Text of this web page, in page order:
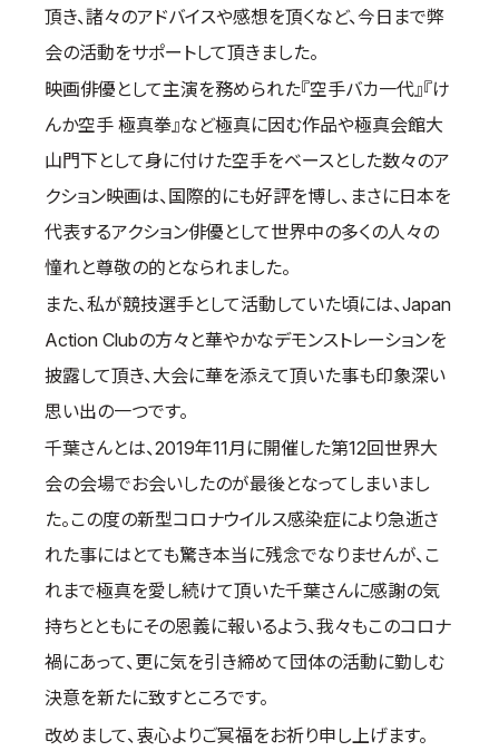
English
頂き、諸々のアドバイスや感想を頂くなど、今日まで弊
会の活動をサポートして頂きました。
映画俳優として主演を務められた『空手バカ一代』『け
んか空手 極真拳』など極真に因む作品や極真会館大
山門下として身に付けた空手をベースとした数々のア
クション映画は、国際的にも好評を博し、まさに日本を
代表するアクション俳優として世界中の多くの人々の
憧れと尊敬の的となられました。
また、私が競技選手として活動していた頃には、Japan
Action Clubの方々と華やかなデモンストレーションを
披露して頂き、大会に華を添えて頂いた事も印象深い
思い出の一つです。
千葉さんとは、2019年11月に開催した第12回世界大
会の会場でお会いしたのが最後となってしまいまし
た。この度の新型コロナウイルス感染症により急逝さ
れた事にはとても驚き本当に残念でなりませんが、こ
れまで極真を愛し続けて頂いた千葉さんに感謝の気
持ちとともにその恩義に報いるよう、我々もこのコロナ
禍にあって、更に気を引き締めて団体の活動に勤しむ
決意を新たに致すところです。
改めまして、衷心よりご冥福をお祈り申し上げます。